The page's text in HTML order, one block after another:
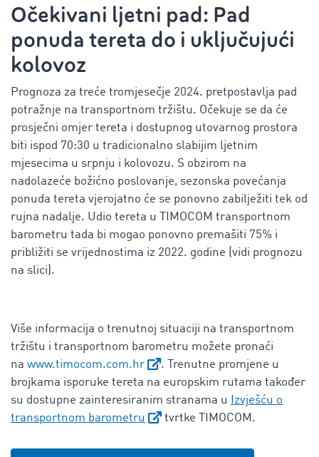
Očekivani ljetni pad: Pad
ponuda tereta do i uključujući
kolovoz
Prognoza za treće tromjesečje 2024. pretpostavlja pad
potražnje na transportnom tržištu. Očekuje se da će
prosječni omjer tereta i dostupnog utovarnog prostora
biti ispod 70:30 u tradicionalno slabijim ljetnim
mjesecima u srpnju i kolovozu. S obzirom na
nadolazeće božićno poslovanje, sezonska povećanja
ponuda tereta vjerojatno će se ponovno zabilježiti tek od
rujna nadalje. Udio tereta u TIMOCOM transportnom
barometru tada bi mogao ponovno premašiti 75% i
približiti se vrijednostima iz 2022. godine (vidi prognozu
na slici).
Više informacija o trenutnoj situaciji na transportnom
tržištu i transportnom barometru možete pronaći
na www.timocom.com.hr
. Trenutne promjene u
brojkama isporuke tereta na europskim rutama također
su dostupne zainteresiranim stranama u
Izvješću o
transportnom barometru
tvrtke TIMOCOM.